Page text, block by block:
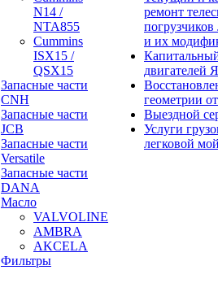
N14 /
NTA855
Cummins
ISX15 /
QSX15
Запасные части
CNH
Запасные части
JCB
Запасные части
Versatile
Запасные части
DANA
Масло
VALVOLINE
AMBRA
AKCELA
Фильтры
ремонт
и их
двигателей
геометрии
Выездной
Услуги
легковой